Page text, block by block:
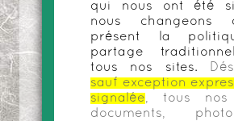
qui nous ont été
nous changeons
présent la
partage
tous nos sites.
sauf exception
signalée, tous nos
documents,